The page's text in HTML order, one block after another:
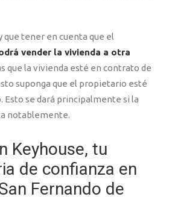
que tener en cuenta que el
vender la vivienda a otra
que la vivienda esté en contrato de
suponga que el propietario esté
Esto se dará principalmente si la
notablemente.
Keyhouse, tu
de confianza en
Fernando de